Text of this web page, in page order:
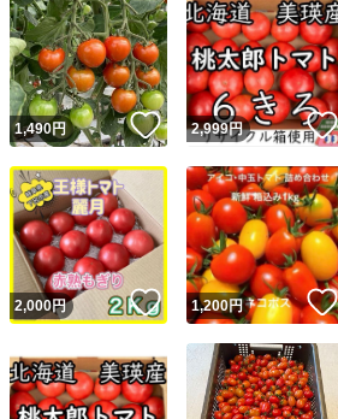
いね！
1,490円 いいね！
2,999円
いね！
2,000円 いいね！
1,200円